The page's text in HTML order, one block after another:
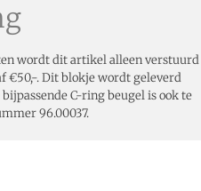
wordt dit artikel alleen verstuurd
€50,-. Dit blokje wordt geleverd
C-ring beugel is ook te
96.00037.